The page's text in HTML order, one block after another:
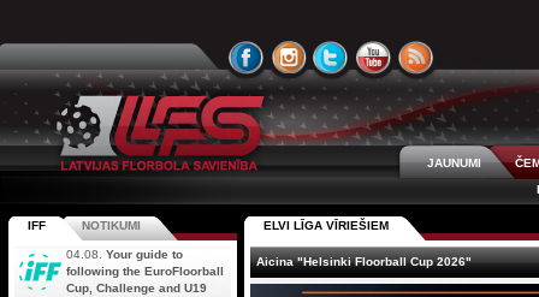
JAUNUMI
ELVI LĪGA VĪRIEŠIEM
Aicina "Helsinki Floorball Cup 2026"
IFF NOTIKUMI
04.08. Your guide to
following the EuroFloorball
Cup, Challenge and U19